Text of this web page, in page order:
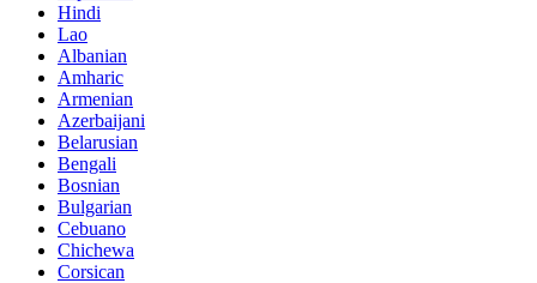
Hindi
Lao
Albanian
Amharic
Armenian
Azerbaijani
Belarusian
Bengali
Bosnian
Bulgarian
Cebuano
Chichewa
Corsican